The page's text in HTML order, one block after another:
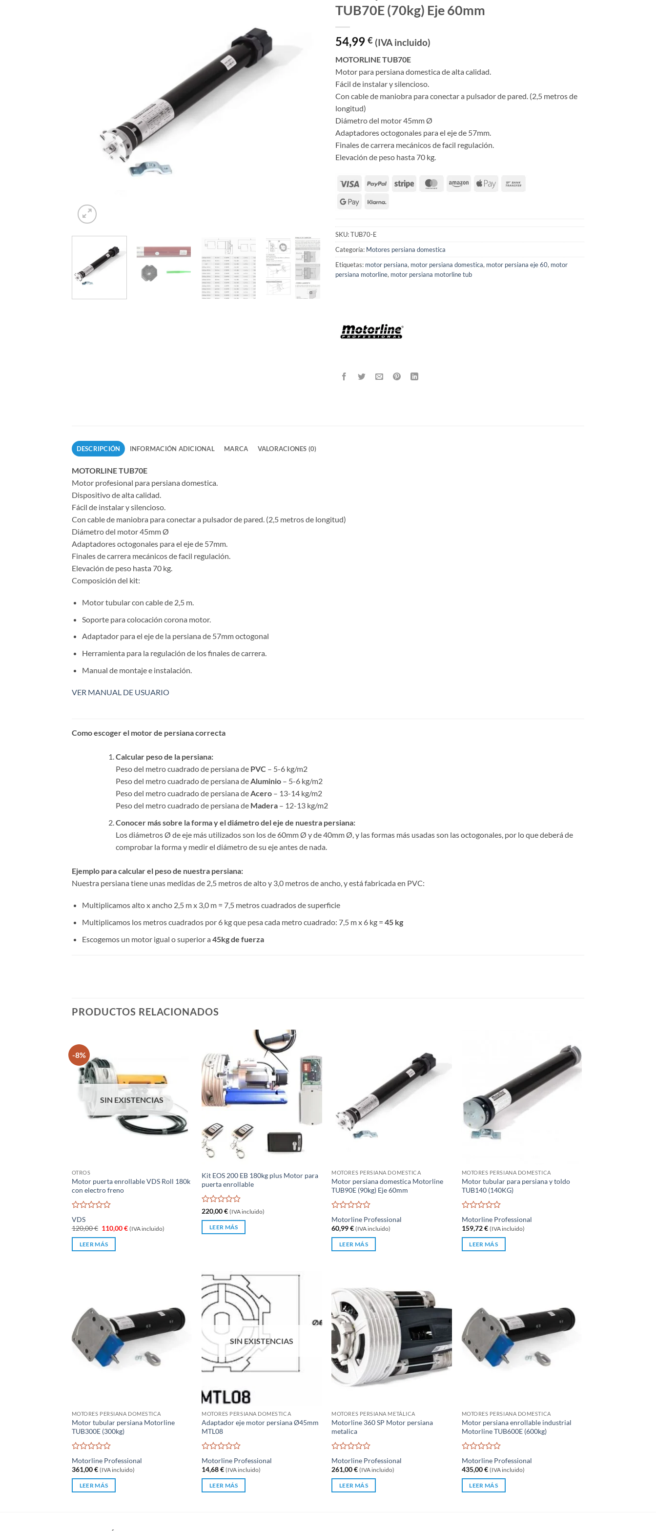
TUB70E (70kg) Eje 60mm
54,99 € (IVA incluido)
MOTORLINE TUB70E
Motor para persiana domestica de alta calidad.
Fácil de instalar y silencioso.
Con cable de maniobra para conectar a pulsador de pared. (2,5 metros de
longitud)
Diámetro del motor 45mm Ø
Adaptadores octogonales para el eje de 57mm.
Finales de carrera mecánicos de facil regulación.
Elevación de peso hasta 70 kg.
SKU:TUB70-E
Categoría: Motores persiana domestica
Etiquetas: motor persiana, motor persiana domestica, motor persiana eje 60, motor
persiana motorline, motor persiana motorline tub
DESCRIPCIÓN INFORMACIÓN ADICIONAL MARCA VALORACIONES (0)
MOTORLINE TUB70E
Motor profesional para persiana domestica.
Dispositivo de alta calidad.
Fácil de instalar y silencioso.
Con cable de maniobra para conectar a pulsador de pared. (2,5 metros de longitud)
Diámetro del motor 45mm Ø
Adaptadores octogonales para el eje de 57mm.
Finales de carrera mecánicos de facil regulación.
Elevación de peso hasta 70 kg.
Composición del kit:
Motor tubular con cable de 2,5 m.
Soporte para colocación corona motor.
Adaptador para el eje de la persiana de 57mm octogonal
Herramienta para la regulación de los finales de carrera.
Manual de montaje e instalación.
VER MANUAL DE USUARIO
Como escoger el motor de persiana correcta
Calcular peso de la persiana:
Peso del metro cuadrado de persiana de PVC – 5-6 kg/m2
Peso del metro cuadrado de persiana deAluminio– 5-6 kg/m2
Peso del metro cuadrado de persiana deAcero– 13-14 kg/m2
Peso del metro cuadrado de persiana de Madera– 12-13 kg/m2
Conocer más sobre la forma y el diámetro del eje de nuestra persiana:
Los diámetros Ø de eje más utilizados son los de 60mm Ø y de 40mm Ø, y las formas más usadas son las octogonales, por lo que deberá de
comprobar la forma y medir el diámetro de su eje antes de nada.
Ejemplo para calcular el peso de nuestra persiana:
Nuestra persiana tiene unas medidas de 2,5 metros de alto y 3,0 metros de ancho, y está fabricada en PVC:
Multiplicamos alto x ancho 2,5 m x 3,0 m = 7,5 metros cuadrados de superficie
Multiplicamos los metros cuadrados por 6 kg que pesa cada metro cuadrado: 7,5 m x 6 kg = 45 kg
Escogemos un motor igual o superior a 45kg de fuerza
PRODUCTOS RELACIONADOS
-8%
SIN EXISTENCIAS
OTROS
Motor puerta enrollable VDS Roll 180k
con electro freno
Valorado
con
0
de
VDS
120,00€ El
precio
original
era:
110,00€El
precio
(IVA incluido)
LEER MÁS
Kit EOS 200 EB 180kg plus Motor para
puerta enrollable
Valorado
de
220,00€ (IVA incluido)
LEER MÁS
MOTORES PERSIANA DOMESTICA
Motor persiana domestica Motorline
TUB90E (90kg) Eje 60mm
Valorado
con
0
de
Motorline Professional
60,99€ (IVA incluido)
LEER MÁS
MOTORES PERSIANA DOMESTICA
Motor tubular para persiana y toldo
TUB140 (140KG)
Valorado
con
0
de
Motorline Professional
159,72€ (IVA incluido)
LEER MÁS
MOTORES PERSIANA DOMESTICA
Motor tubular persiana Motorline
TUB300E (300kg)
Valorado
con
0
de
Motorline Professional
361,00€ (IVA incluido)
LEER MÁS
SIN EXISTENCIAS
MOTORES PERSIANA DOMESTICA
Adaptador eje motor persiana Ø45mm
MTL08
Valorado
con
0
de
Motorline Professional
14,68€ (IVA incluido)
LEER MÁS
MOTORES PERSIANA METÁLICA
Motorline 360 SP Motor persiana
metalica
Valorado
con
0
de
Motorline Professional
261,00€ (IVA incluido)
LEER MÁS
MOTORES PERSIANA DOMESTICA
Motor persiana enrollable industrial
Motorline TUB600E (600kg)
Valorado
con
0
de
Motorline Professional
435,00€ (IVA incluido)
LEER MÁS